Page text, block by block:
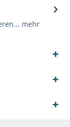
mehr